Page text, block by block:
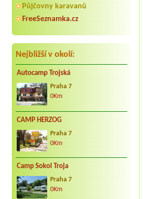
Půjčovny karavanů
FreeSeznamka.cz
Nejbližší v okolí:
Autocamp Trojská
Praha 7
0Km
CAMP HERZOG
Praha 7
0Km
Camp Sokol Troja
Praha 7
0Km